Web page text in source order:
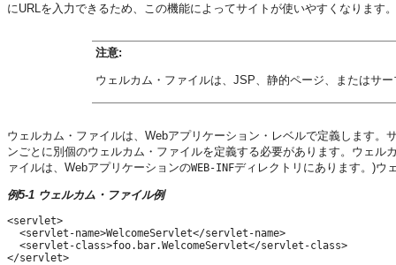
にURLを入力できるため、この機能によってサイトが使いやすくなります。
注意:
ウェルカム・ファイルは、JSP、静的ページ、またはサ
ウェルカム・ファイルは、Webアプリケーション・レベルで定義します
ンごとに別個のウェルカム・ファイルを定義する必要があります。ウェル
ァイルは、WebアプリケーションのWEB-INFディレクトリにあります。)ウ
例5-1 ウェルカム・ファイル例
<servlet>
  <servlet-name>WelcomeServlet</servlet-name>
  <servlet-class>foo.bar.WelcomeServlet</servlet-class>
</servlet>